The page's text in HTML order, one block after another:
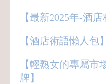
【最新2025年-酒
【酒店術語懶人包】
【輕熟女的專屬市
牌】